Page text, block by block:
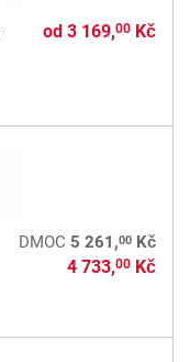
od 3 169,00Kč
DMOC 5 261,00Kč
4 733,00Kč